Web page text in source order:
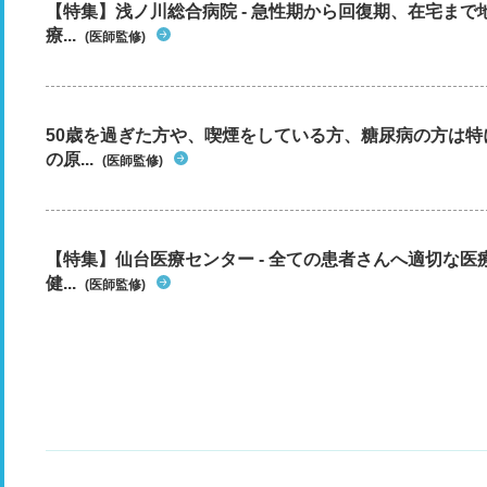
【特集】浅ノ川総合病院 - 急性期から回復期、在宅ま
療... (医師監修)
50歳を過ぎた方や、喫煙をしている方、糖尿病の方は
の原... (医師監修)
【特集】仙台医療センター - 全ての患者さんへ適切な
健... (医師監修)